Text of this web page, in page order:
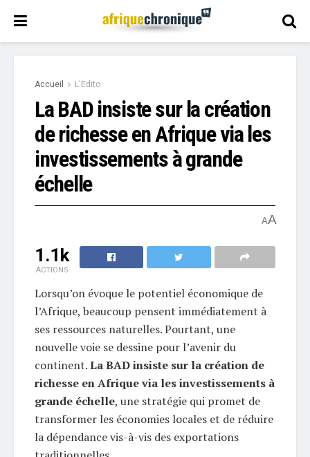
Accueil L'Edito
La BAD insiste sur la création
de richesse en Afrique via les
investissements à grande
échelle
AA
1.1k
ACTIONS
Lorsqu’on évoque le potentiel économique de
l’Afrique, beaucoup pensent immédiatement à
ses ressources naturelles. Pourtant, une
nouvelle voie se dessine pour l’avenir du
continent.La BAD insiste sur la création de
richesse en Afrique via les investissements à
grande échelle, une stratégie qui promet de
transformer les économies locales et de réduire
la dépendance vis-à-vis des exportations